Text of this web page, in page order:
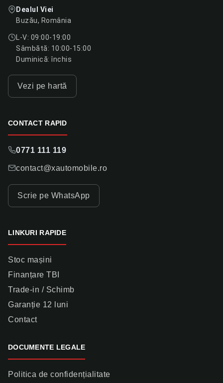
Dealul Viei
Buzău, România
L-V: 09:00-19:00
Sâmbătă: 10:00-15:00
Duminică: închis
Vezi pe hartă
CONTACT RAPID
0771 111 119
contact@xautomobile.ro
Scrie pe WhatsApp
LINKURI RAPIDE
Stoc mașini
Finanțare TBI
Trade-in / Schimb
Garanție 12 luni
Contact
DOCUMENTE LEGALE
Politica de confidențialitate